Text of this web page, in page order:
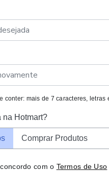
conter: mais de 7 caracteres, letras
na Hotmart?
Comprar Produtos
com o Termos de Uso